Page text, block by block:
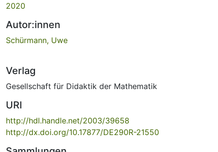
2020
Autor:innen
Schürmann, Uwe
Verlag
Gesellschaft für Didaktik der Mathematik
URI
http://hdl.handle.net/2003/39658
http://dx.doi.org/10.17877/DE290R-21550